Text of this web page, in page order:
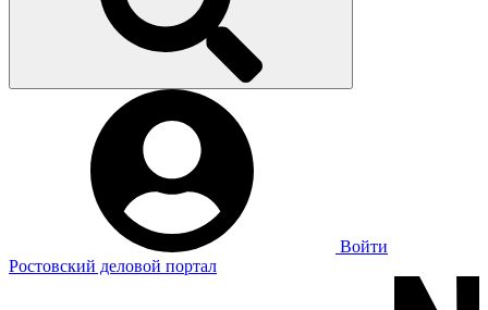
Войти
Ростовский деловой портал